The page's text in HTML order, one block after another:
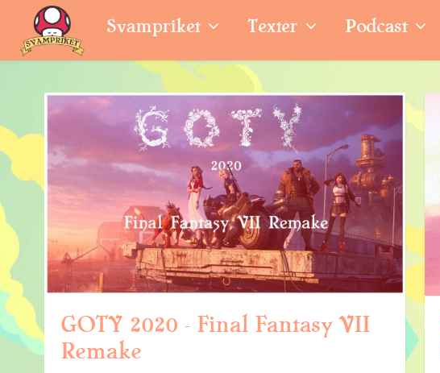
Svampriket Texter Podcast
GOTY 2020 – Final Fantasy VII
Remake